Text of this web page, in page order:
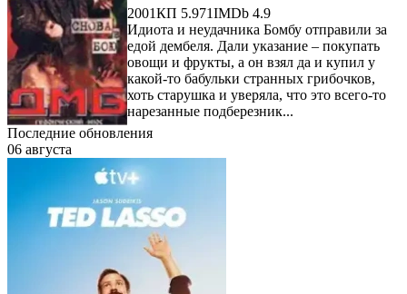
2001КП 5.971IMDb 4.9
Идиота и неудачника Бомбу отправили за
едой дембеля. Дали указание – покупать
овощи и фрукты, а он взял да и купил у
какой-то бабульки странных грибочков,
хоть старушка и уверяла, что это всего-то
нарезанные подберезник...
Последние обновления
06 августа